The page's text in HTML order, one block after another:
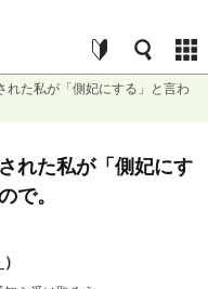
れた私が「側妃にする」と言わ
れた私が「側妃にす
で。
）